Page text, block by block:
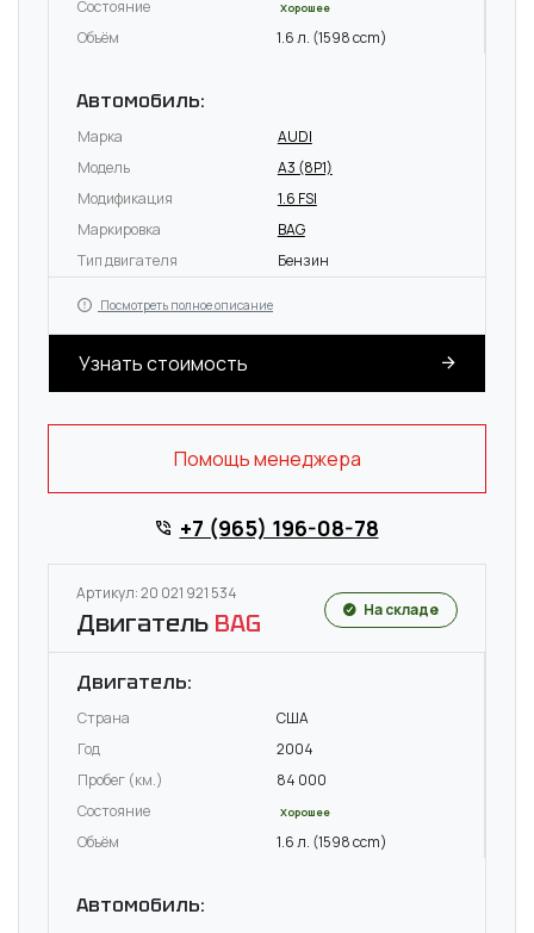
Состояние Хорошее
Объём 1.6 л. (1598 ccm)
Автомобиль:
Марка
AUDI
Модель
A3 (8P1)
Модификация
1.6 FSI
Маркировка
BAG
Тип двигателя
Бензин
Посмотреть полное описание
Узнать стоимость
Помощь менеджера
+7 (965) 196-08-78
Артикул: 20 021 921 534
Двигатель BAG На складе
Двигатель:
Страна
США
Год
2004
Пробег (км.)
84 000
Состояние
Хорошее
Объём 1.6 л. (1598 ccm)
Автомобиль: